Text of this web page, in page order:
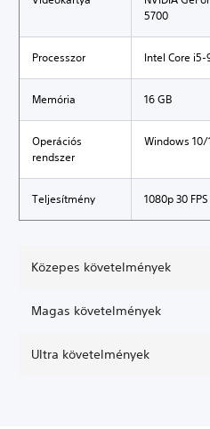
5700
Processzor Intel Core i5-
Memória 16 GB
Operációs
rendszer
Windows 10/
Teljesítmény 1080p 30 FPS
Közepes követelmények
Magas követelmények
Ultra követelmények